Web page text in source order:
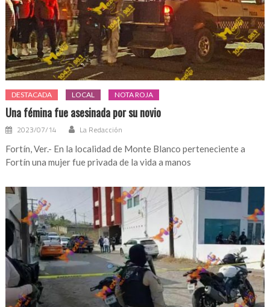
DESTACADA LOCAL NOTA ROJA
Una fémina fue asesinada por su novio
2023/07/14 La Redacción
Fortín, Ver.- En la localidad de Monte Blanco perteneciente a
Fortín una mujer fue privada de la vida a manos